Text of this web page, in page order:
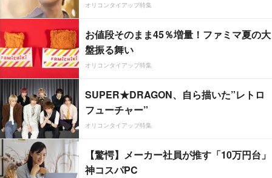
オリコンタイアップ特集
お値段そのまま45％増量！ファミマ夏の大
盤振る舞い
オリコンタイアップ特集
SUPER★DRAGON、自ら描いた”レトロ
フューチャー”
オリコンタイアップ特集
【驚愕】メーカー社員が推す「10万円台」
神コスパPC